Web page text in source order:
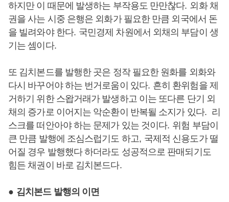
하지만 이 때문에 발생하는 부작용도 만만찮다. 외화 채
권을 사는 시중 은행은 외화가 필요한 만큼 외국에서 돈
을 빌려와야 한다. 국민경제 차원에서 외채의 부담이 생
기는 셈이다.
또 김치본드를 발행한 곳은 정작 필요한 원화를 외화와
다시 바꾸어야 하는 번거로움이 있다. 흔히 환위험을 제
거하기 위한 스왑거래가 발생하고 이는 또다른 단기 외
채의 증가로 이어지는 악순환이 반복될 소지가 있다. 리
스크를 떠안아야 하는 문제가 있는 것이다. 위험 부담이
큰 만큼 발행에 조심스럽기도 하고, 국제적 신용도가 떨
어질 경우 발행했다 하더라도 성공적으로 판매되기도
힘든 채권이 바로 김치본드다.
● 김치본드 발행의 이면